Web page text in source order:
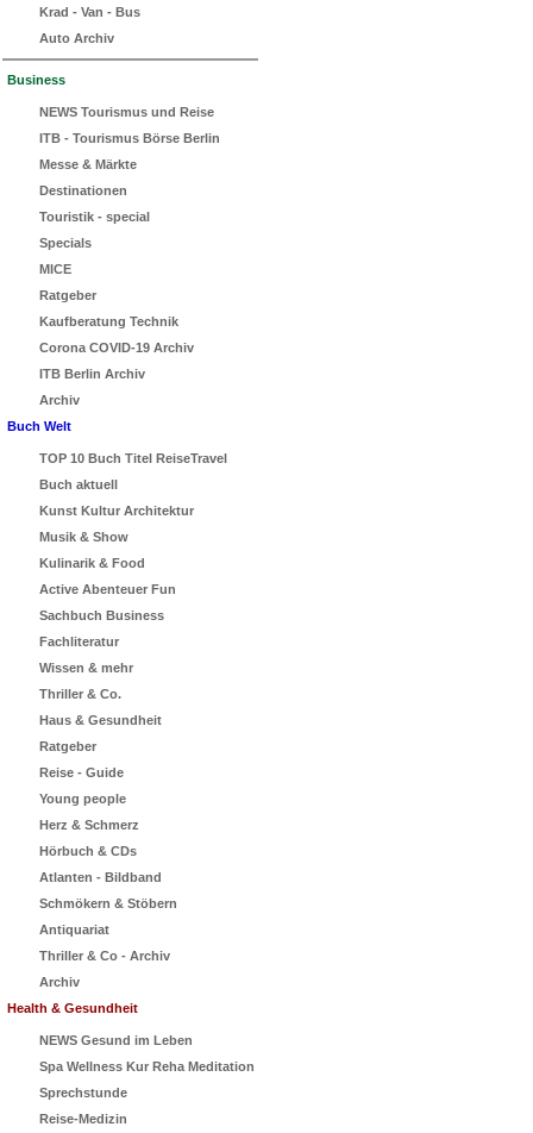
Krad - Van - Bus
Auto Archiv
Business
NEWS Tourismus und Reise
ITB - Tourismus Börse Berlin
Messe & Märkte
Destinationen
Touristik - special
Specials
MICE
Ratgeber
Kaufberatung Technik
Corona COVID-19 Archiv
ITB Berlin Archiv
Archiv
Buch Welt
TOP 10 Buch Titel ReiseTravel
Buch aktuell
Kunst Kultur Architektur
Musik & Show
Kulinarik & Food
Active Abenteuer Fun
Sachbuch Business
Fachliteratur
Wissen & mehr
Thriller & Co.
Haus & Gesundheit
Ratgeber
Reise - Guide
Young people
Herz & Schmerz
Hörbuch & CDs
Atlanten - Bildband
Schmökern & Stöbern
Antiquariat
Thriller & Co - Archiv
Archiv
Health & Gesundheit
NEWS Gesund im Leben
Spa Wellness Kur Reha Meditation
Sprechstunde
Reise-Medizin